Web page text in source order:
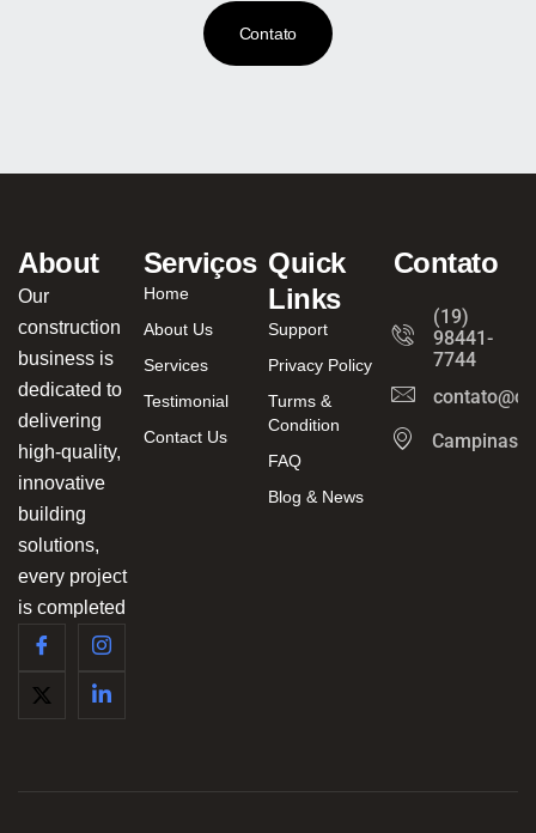
Contato
About
Our
construction
business is
dedicated to
delivering
high-quality,
innovative
building
solutions,
every project
is completed
Serviços
Home
About Us
Services
Testimonial
Contact Us
Quick
Links
Support
Privacy Policy
Turms &
Condition
FAQ
Blog & News
Contato
(19)
98441-
7744
Campinas/